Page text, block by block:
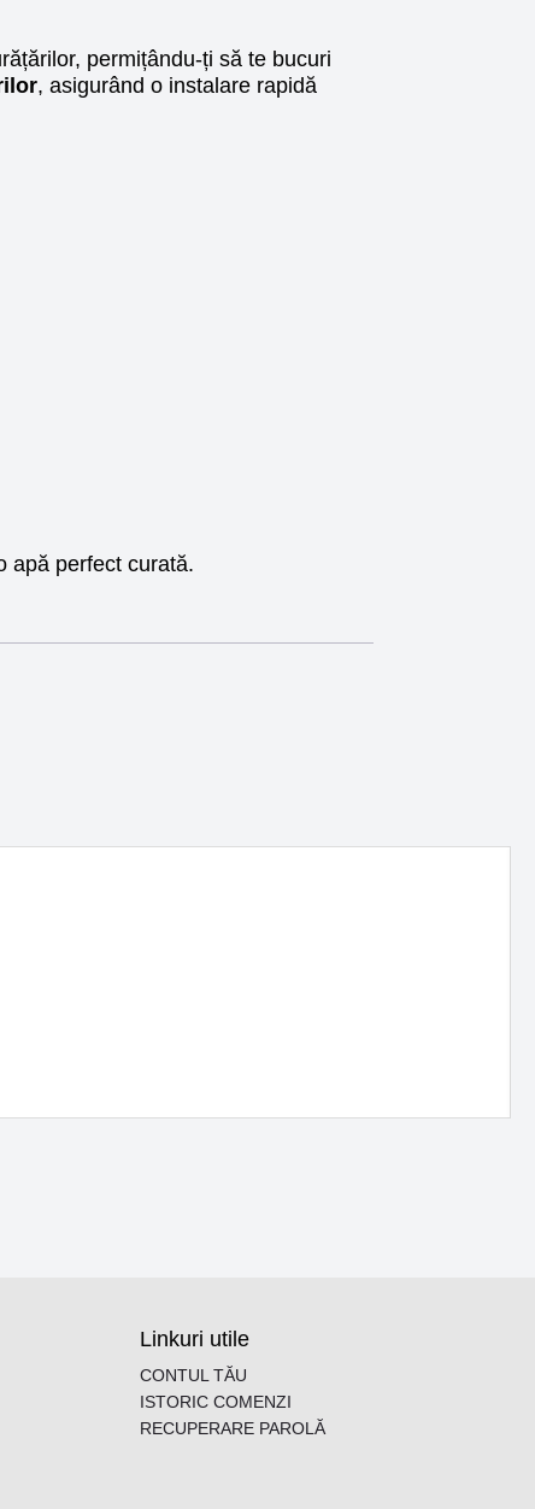
permițându-ți să te bucuri
, asigurând o instalare rapidă
apă perfect curată.
Linkuri utile
CONTUL TĂU
ISTORIC COMENZI
RECUPERARE PAROLĂ